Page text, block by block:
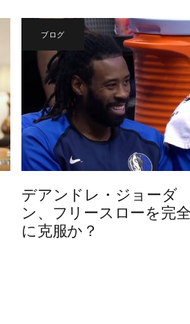
ブログ
デアンドレ・ジョーダ
ン、フリースローを完全
に克服か？